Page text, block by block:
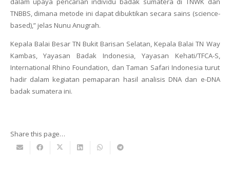
TNBBS, dimana metode ini dapat dibuktikan secara sains (science-
based),” jelas Nunu Anugrah.
Kepala Balai Besar TN Bukit Barisan Selatan, Kepala Balai TN Way
Kambas, Yayasan Badak Indonesia, Yayasan Kehati/TFCA-S,
International Rhino Foundation, dan Taman Safari Indonesia turut
hadir dalam kegiatan pemaparan hasil analisis DNA dan e-DNA
badak sumatera ini.
Share this page…